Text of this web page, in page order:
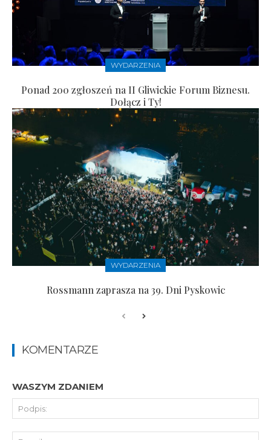
WYDARZENIA
Ponad 200 zgłoszeń na II Gliwickie Forum Biznesu.
Dołącz i Ty!
WYDARZENIA
Rossmann zaprasza na 39. Dni Pyskowic
KOMENTARZE
WASZYM ZDANIEM